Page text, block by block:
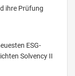
ihre Prüfung
ESG-
Solvency II